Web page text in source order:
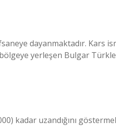
dayanmaktadır. Kars
bölgeye yerleşen Bulgar
kadar uzandığını